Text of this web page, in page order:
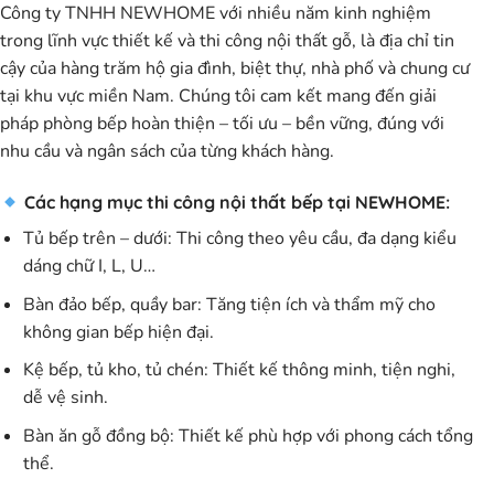
Công tyTNHH NEWHOMEvới nhiều năm kinh nghiệm
trong lĩnh vực thiết kế và thi công nội thất gỗ, là địa chỉ tin
cậy của hàng trăm hộ gia đình, biệt thự, nhà phố và chung cư
tại khu vực miền Nam. Chúng tôi cam kết mang đến giải
pháp phòng bếp hoàn thiện – tối ưu – bền vững, đúng với
nhu cầu và ngân sách của từng khách hàng.
Các hạng mục thi công nội thất bếp tại NEWHOME:
Tủ bếp trên – dưới: Thi công theo yêu cầu, đa dạng kiểu
dáng chữ I, L, U…
Bàn đảo bếp, quầy bar: Tăng tiện ích và thẩm mỹ cho
không gian bếp hiện đại.
Kệ bếp, tủ kho, tủ chén: Thiết kế thông minh, tiện nghi,
dễ vệ sinh.
Bàn ăn gỗ đồng bộ: Thiết kế phù hợp với phong cách tổng
thể.